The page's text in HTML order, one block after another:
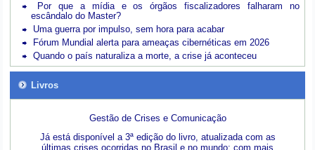
Por que a mídia e os órgãos fiscalizadores falharam no
escândalo do Master?
Uma guerra por impulso, sem hora para acabar
Fórum Mundial alerta para ameaças cibernéticas em 2026
Quando o país naturaliza a morte, a crise já aconteceu
Livros
Gestão de Crises e Comunicação
Já está disponível a 3ª edição do livro, atualizada com as
últimas crises ocorridas no Brasil e no mundo; com mais